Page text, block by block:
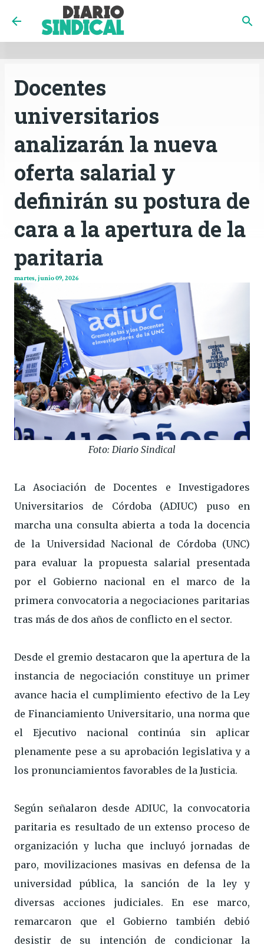
INICIO CÓRDOBA
Ir al contenido principal
Docentes
universitarios
analizarán la nueva
oferta salarial y
definirán su postura de
cara a la apertura de la
paritaria
martes, junio 09, 2026
Foto: Diario Sindical
La Asociación de Docentes e Investigadores
Universitarios de Córdoba (ADIUC) puso en
marcha una consulta abierta a toda la docencia
de la Universidad Nacional de Córdoba (UNC)
para evaluar la propuesta salarial presentada
por el Gobierno nacional en el marco de la
primera convocatoria a negociaciones paritarias
tras más de dos años de conflicto en el sector.
Desde el gremio destacaron que la apertura de la
instancia de negociación constituye un primer
avance hacia el cumplimiento efectivo de la Ley
de Financiamiento Universitario, una norma que
el Ejecutivo nacional continúa sin aplicar
plenamente pese a su aprobación legislativa y a
los pronunciamientos favorables de la Justicia.
Según señalaron desde ADIUC, la convocatoria
paritaria es resultado de un extenso proceso de
organización y lucha que incluyó jornadas de
paro, movilizaciones masivas en defensa de la
universidad pública, la sanción de la ley y
diversas acciones judiciales. En ese marco,
remarcaron que el Gobierno también debió
desistir de su intención de condicionar la